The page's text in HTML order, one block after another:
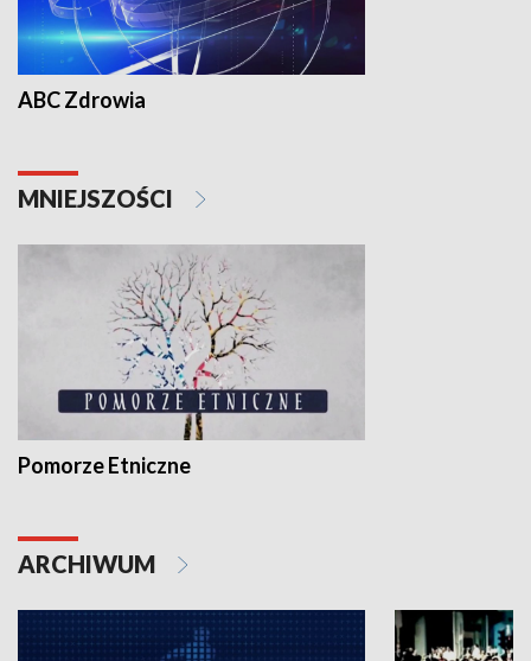
ABC Zdrowia
MNIEJSZOŚCI
Pomorze Etniczne
ARCHIWUM